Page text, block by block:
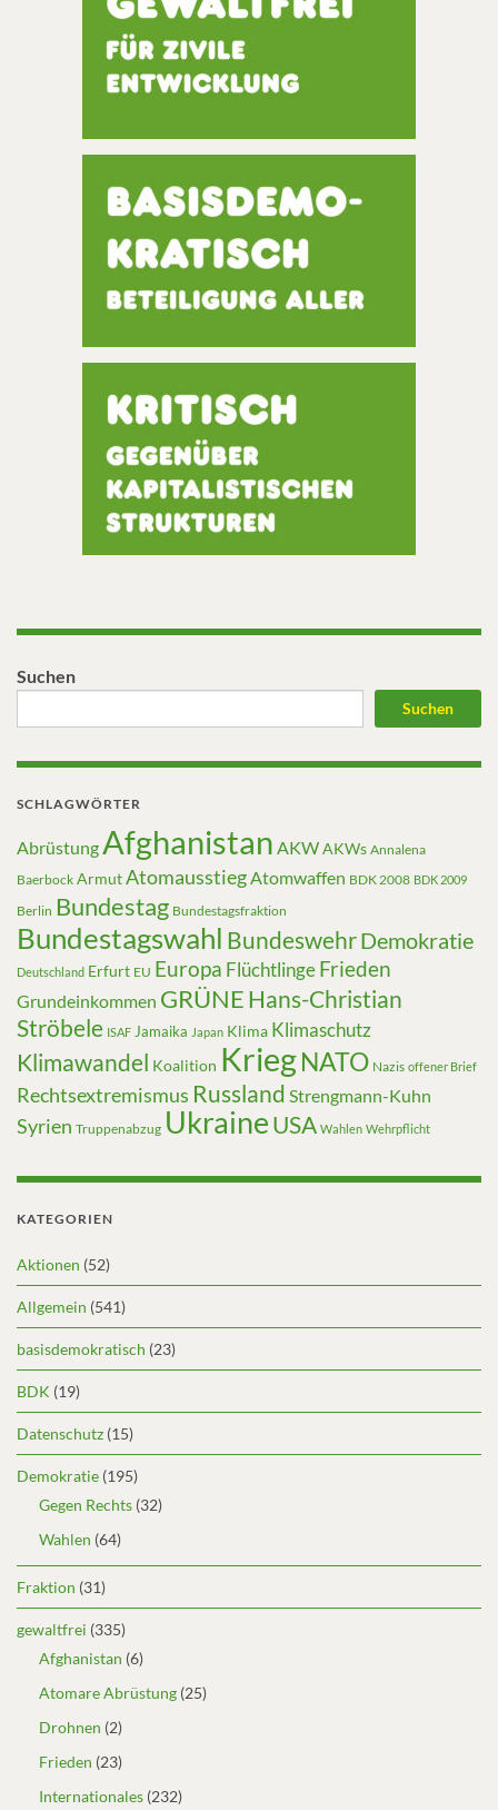
Suchen
Suchen
SCHLAGWÖRTER
AbrüstungAfghanistan AKWAKWs Annalena
Baerbock ArmutAtomausstiegAtomwaffen BDK 2008 BDK 2009
Berlin Bundestag Bundestagsfraktion
Bundestagswahl BundeswehrDemokratie
Deutschland Erfurt EU Europa FlüchtlingeFrieden
Grundeinkommen GRÜNE Hans-Christian
Ströbele ISAF Jamaika Japan Klima Klimaschutz
Klimawandel Koalition KriegNATO Nazis offener Brief
Rechtsextremismus Russland Strengmann-Kuhn
Syrien Truppenabzug UkraineUSA Wahlen Wehrpflicht
KATEGORIEN
Aktionen (52)
Allgemein (541)
basisdemokratisch (23)
BDK (19)
Datenschutz (15)
Demokratie (195)
Gegen Rechts (32)
Wahlen (64)
Fraktion (31)
gewaltfrei (335)
Afghanistan (6)
Atomare Abrüstung (25)
Drohnen (2)
Frieden (23)
Internationales (232)